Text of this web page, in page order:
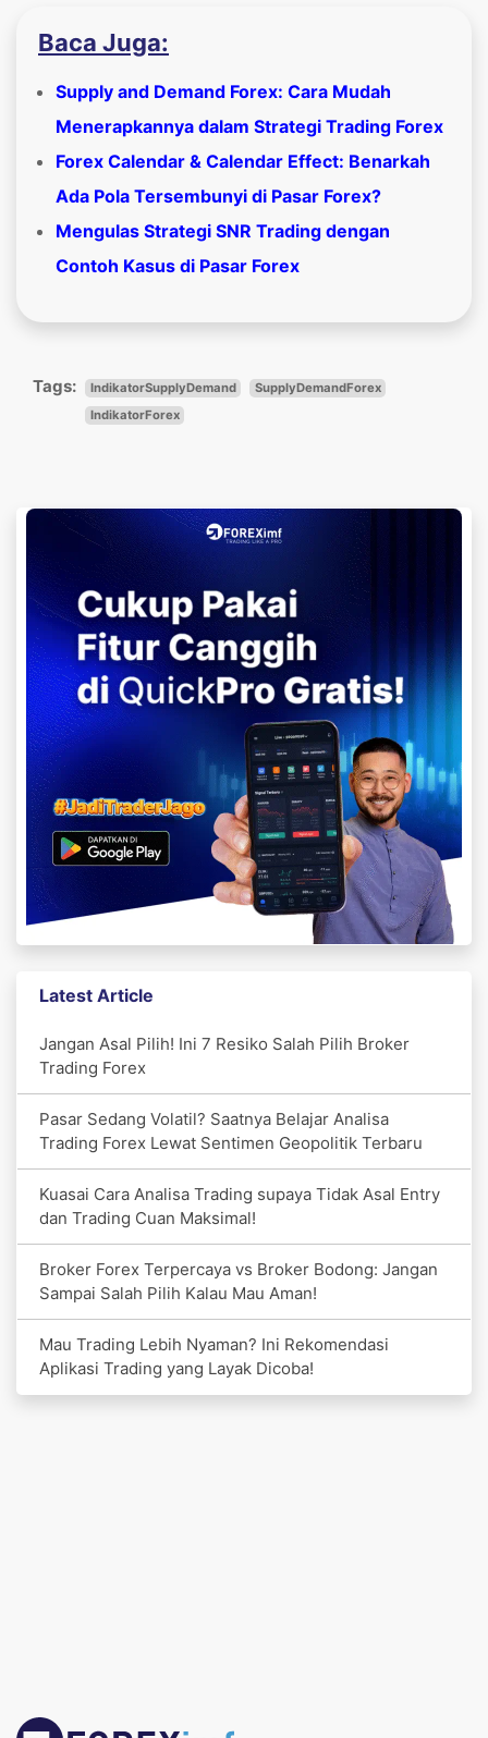
Baca Juga:
Supply and Demand Forex: Cara Mudah
Menerapkannya dalam Strategi Trading Forex
Forex Calendar & Calendar Effect: Benarkah
Ada Pola Tersembunyi di Pasar Forex?
Mengulas Strategi SNR Trading dengan
Contoh Kasus di Pasar Forex
Tags: IndikatorSupplyDemand
SupplyDemandForex
IndikatorForex
Latest Article
Jangan Asal Pilih! Ini 7 Resiko Salah Pilih Broker
Trading Forex
Pasar Sedang Volatil? Saatnya Belajar Analisa
Trading Forex Lewat Sentimen Geopolitik Terbaru
Kuasai Cara Analisa Trading supaya Tidak Asal Entry
dan Trading Cuan Maksimal!
Broker Forex Terpercaya vs Broker Bodong: Jangan
Sampai Salah Pilih Kalau Mau Aman!
Mau Trading Lebih Nyaman? Ini Rekomendasi
Aplikasi Trading yang Layak Dicoba!